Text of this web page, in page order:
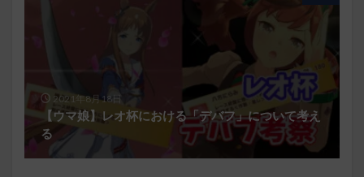
2021年8月18日
【ウマ娘】レオ杯における「デバフ」について考え
る